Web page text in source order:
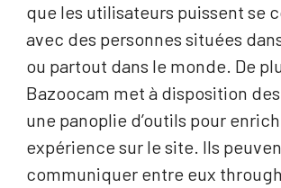
que les utilisateurs puissent se
avec des personnes situées
ou partout dans le monde. De
Bazoocam met à disposition
une panoplie d’outils pour
expérience sur le site. Ils
communiquer entre eux